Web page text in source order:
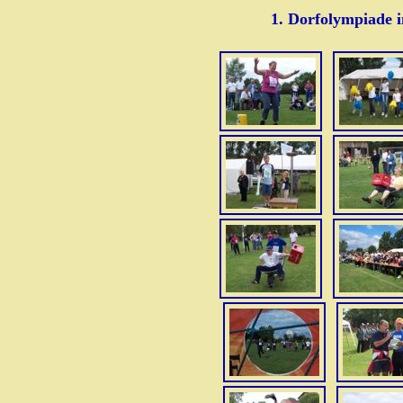
1. Dorfolympiade